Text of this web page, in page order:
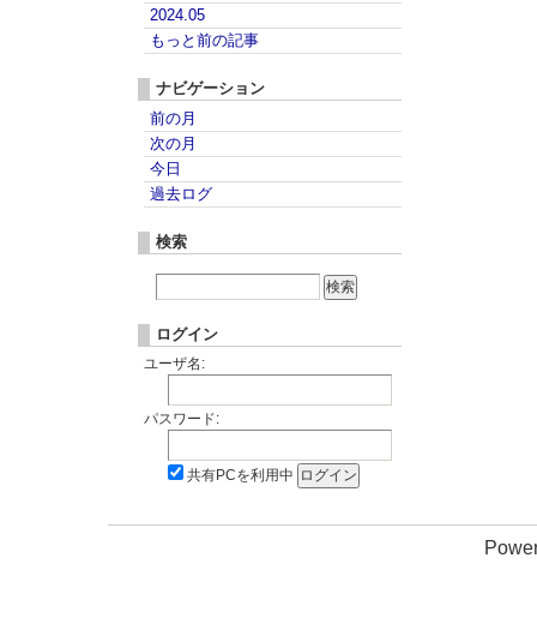
2024.05
もっと前の記事
ナビゲーション
前の月
次の月
今日
過去ログ
検索
ログイン
ユーザ名:
パスワード:
共有PCを利用中